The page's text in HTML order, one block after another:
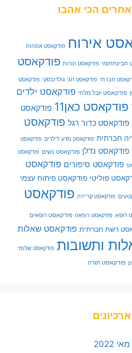
הכי אהבו
אירוח פודקאסט אמהות
הבינתחומי פודקאסט הורות פודקאסט
חברתי פודקאסט חגי גולדובסקי פודקאסט
פודקאסט יובל מלחי פודקאסט ילדים
פודקאסט כאן11
פודקאסט
פודקאסט כדור רגל פודקאסט
חברתית פודקאסט מדע לילדים פודקאסט
פודקאסט נדלן פודקאסט נשים פודקאסט
פודקאסט סיפורים פודקאסט
פוליטי פודקאסט פיתוח עצמי
פודקאסט קריירה פודקאסט
רופא פודקאסט רופאה פודקאסט רופאים
רשת חברתית פודקאסט שאלות
ותשובות פודקאסט שלומי
פודקאסט תורה
ארכיונים
מאי 2022